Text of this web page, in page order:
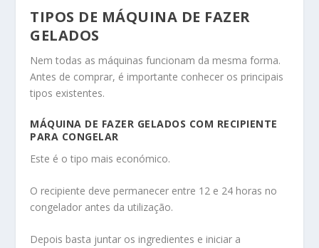
TIPOS DE MÁQUINA DE FAZER
GELADOS
Nem todas as máquinas funcionam da mesma forma.
Antes de comprar, é importante conhecer os principais
tipos existentes.
MÁQUINA DE FAZER GELADOS COM RECIPIENTE
PARA CONGELAR
Este é o tipo mais económico.
O recipiente deve permanecer entre 12 e 24 horas no
congelador antes da utilização.
Depois basta juntar os ingredientes e iniciar a